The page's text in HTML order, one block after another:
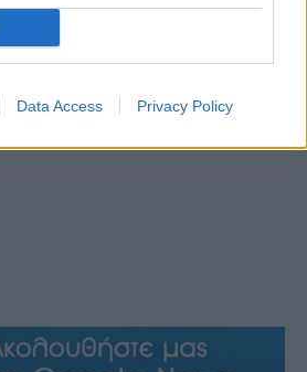
Data Access Privacy Policy